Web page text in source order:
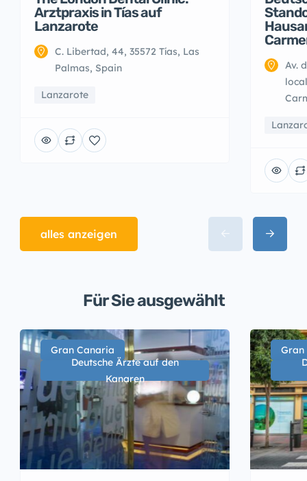
Arztpraxis in Tías auf
Lanzarote
C. Libertad, 44, 35572 Tías, Las
Palmas, Spain
Lanzarote
Av.
alles anzeigen
Für Sie ausgewählt
Gran Canaria
Deutsche Ärzte auf den
Kanaren
Gran